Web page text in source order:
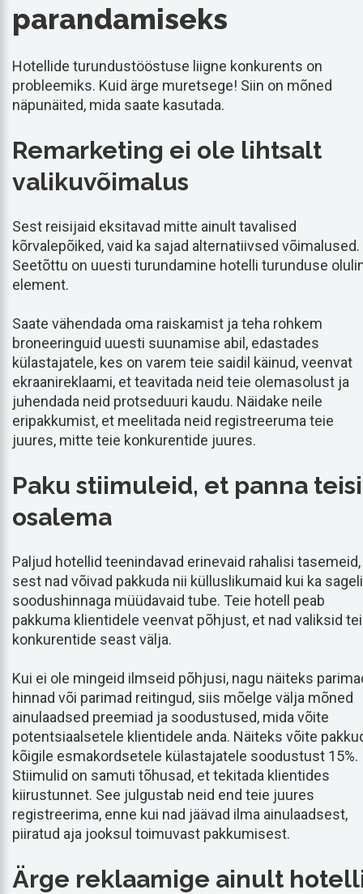
parandamiseks
Hotellide turundustööstuse liigne konkurents on
probleemiks. Kuid ärge muretsege! Siin on mõned
näpunäited, mida saate kasutada.
Remarketing ei ole lihtsalt
valikuvõimalus
Sest reisijaid eksitavad mitte ainult tavalised
kõrvalepõiked, vaid ka sajad alternatiivsed võimalused.
Seetõttu on uuesti turundamine hotelli turunduse
element.
Saate vähendada oma raiskamist ja teha rohkem
broneeringuid uuesti suunamise abil, edastades
külastajatele, kes on varem teie saidil käinud, veenvat
ekraanireklaami, et teavitada neid teie olemasolust ja
juhendada neid protseduuri kaudu. Näidake neile
eripakkumist, et meelitada neid registreeruma teie
juures, mitte teie konkurentide juures.
Paku stiimuleid, et panna teisi
osalema
Paljud hotellid teenindavad erinevaid rahalisi tasemeid,
sest nad võivad pakkuda nii külluslikumaid kui ka sageli
soodushinnaga müüdavaid tube. Teie hotell peab
pakkuma klientidele veenvat põhjust, et nad valiksid
konkurentide seast välja.
Kui ei ole mingeid ilmseid põhjusi, nagu näiteks
hinnad või parimad reitingud, siis mõelge välja mõned
ainulaadsed preemiad ja soodustused, mida võite
potentsiaalsetele klientidele anda. Näiteks võite
kõigile esmakordsetele külastajatele soodustust 15%.
Stiimulid on samuti tõhusad, et tekitada klientides
kiirustunnet. See julgustab neid end teie juures
registreerima, enne kui nad jäävad ilma ainulaadsest,
piiratud aja jooksul toimuvast pakkumisest.
Ärge reklaamige ainult